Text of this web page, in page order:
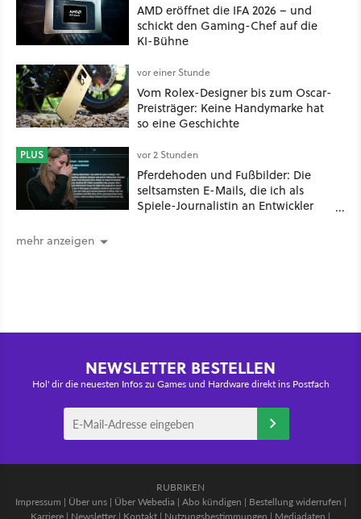
AMD eröffnet die IFA 2026 – und
schickt den Gaming-Chef auf die
KI-Bühne
vor einer Stunde
Vom Rolex-Designer bis zum Oscar-
Preisträger: Keine Handymarke hat
so eine Geschichte
PLUS vor 2 Stunden
Pferdehoden und Fußbilder: Die
seltsamsten E-Mails, die ich als
Spiele-Journalistin an Entwickler
mehr anzeigen
NEWSLETTER BESTELLEN
Hol' dir die neuesten Infos zu Games und Hardware direkt ins Postfach
RUBRIKEN
Impressum | Über uns| Über Webedia | Abo kündigen | Bestellung widerrufen |
Karriere | Newsletter | Kontakt | Nutzungsbestimmungen | Mediadaten |